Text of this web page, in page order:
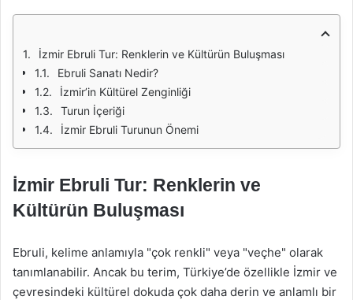
İzmir Ebruli Tur: Renklerin ve Kültürün Buluşması
Ebruli Sanatı Nedir?
İzmir’in Kültürel Zenginliği
Turun İçeriği
İzmir Ebruli Turunun Önemi
İzmir Ebruli Tur: Renklerin ve
Kültürün Buluşması
Ebruli, kelime anlamıyla "çok renkli" veya "veçhe" olarak
tanımlanabilir. Ancak bu terim, Türkiye’de özellikle İzmir ve
çevresindeki kültürel dokuda çok daha derin ve anlamlı bir